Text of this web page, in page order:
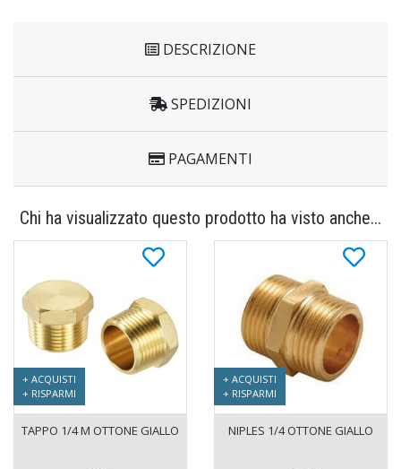
DESCRIZIONE
SPEDIZIONI
PAGAMENTI
Chi ha visualizzato questo prodotto ha visto anche...
+ ACQUISTI
+ RISPARMI
TAPPO 1/4 M OTTONE GIALLO
+ ACQUISTI
+ RISPARMI
NIPLES 1/4 OTTONE GIALLO